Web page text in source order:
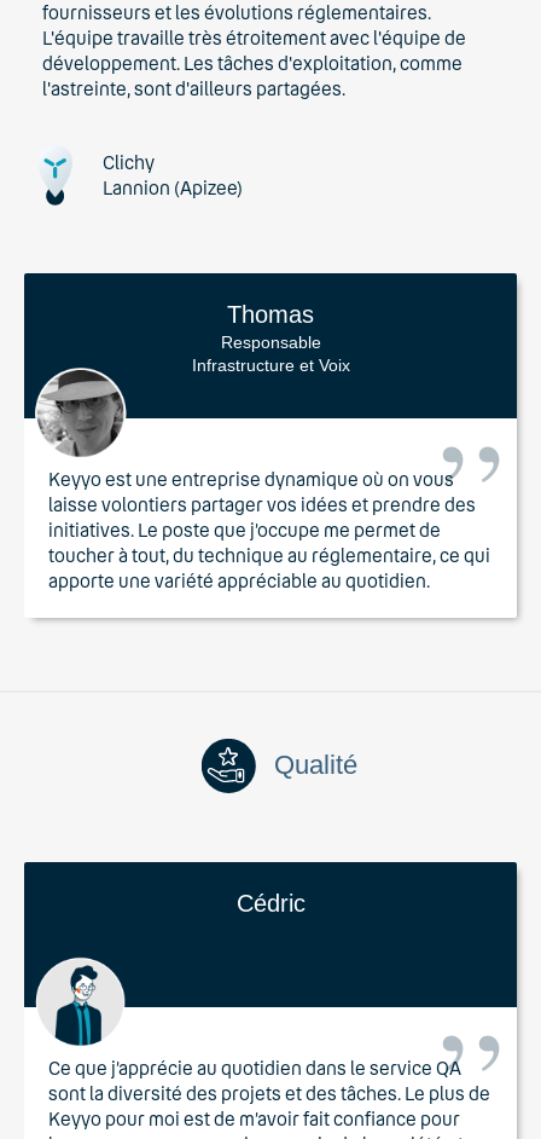
fournisseurs et les évolutions réglementaires.
L'équipe travaille très étroitement avec l'équipe de
développement. Les tâches d'exploitation, comme
l'astreinte, sont d'ailleurs partagées.
Clichy
Lannion (Apizee)
Thomas
Responsable
Infrastructure et Voix
Keyyo est une entreprise dynamique où on vous
laisse volontiers partager vos idées et prendre des
initiatives. Le poste que j’occupe me permet de
toucher à tout, du technique au réglementaire, ce qui
apporte une variété appréciable au quotidien.
Qualité
Cédric
Ce que j’apprécie au quotidien dans le service QA
sont la diversité des projets et des tâches. Le plus de
Keyyo pour moi est de m’avoir fait confiance pour